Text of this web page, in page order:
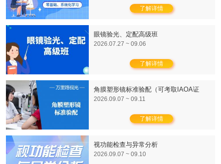
了解详情
眼镜验光、定配高级班
2026.07.27 ~ 09.06
了解详情
角膜塑形镜标准验配（可考取IAOA证
书）
2026.09.07 ~ 09.11
了解详情
视功能检查与异常分析
2026.09.07 ~ 09.10